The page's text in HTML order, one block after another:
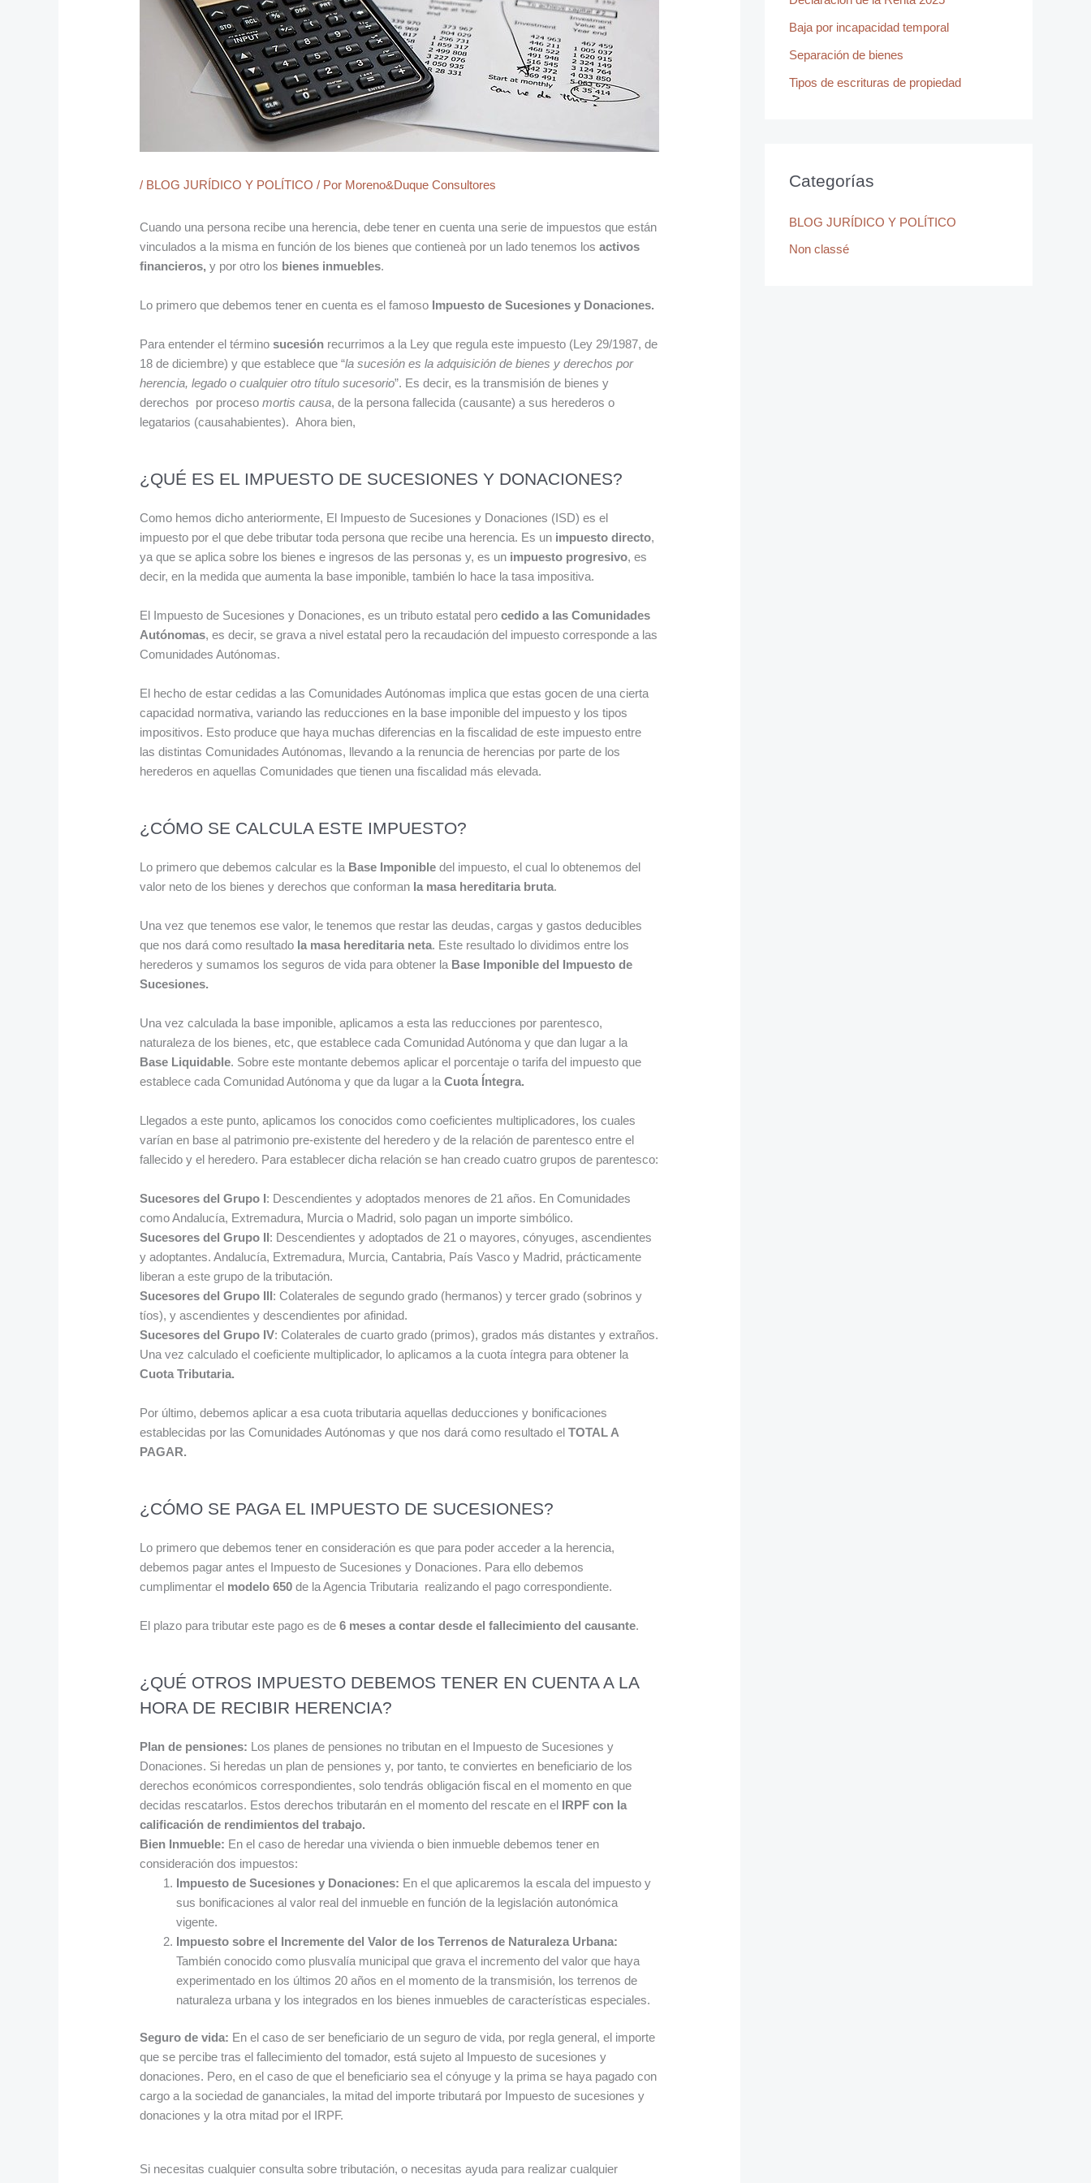
/ BLOG JURÍDICO Y POLÍTICO / Por Moreno&Duque Consultores
Cuando una persona recibe una herencia, debe tener en cuenta una serie de impuestos que están
vinculados a la misma en función de los bienes que contieneà por un lado tenemos losactivos
financieros,y por otro los bienes inmuebles.
Lo primero que debemos tener en cuenta es el famoso Impuesto de Sucesiones y Donaciones.
Para entender el términosucesión recurrimos a la Ley que regula este impuesto (Ley 29/1987, de
18 de diciembre) y que establece que “la sucesión es la adquisición de bienes y derechos por
herencia, legado o cualquier otro título sucesorio”. Es decir, es la transmisión de bienes y
derechos por procesomortis causa, de la persona fallecida (causante) a sus herederos o
legatarios (causahabientes). Ahora bien,
¿QUÉ ES EL IMPUESTO DE SUCESIONES Y DONACIONES?
Como hemos dicho anteriormente, El Impuesto de Sucesiones y Donaciones (ISD) es el
impuesto por el que debe tributar toda persona que recibe una herencia. Es un impuesto directo,
ya que se aplica sobre los bienes e ingresos de las personas y, es un impuesto progresivo, es
decir, en la medida que aumenta la base imponible, también lo hace la tasa impositiva.
El Impuesto de Sucesiones y Donaciones, es un tributo estatal perocedido a las Comunidades
Autónomas, es decir, se grava a nivel estatal pero la recaudación del impuesto corresponde a las
Comunidades Autónomas.
El hecho de estar cedidas a las Comunidades Autónomas implica que estas gocen de una cierta
capacidad normativa, variando las reducciones en la base imponible del impuesto y los tipos
impositivos. Esto produce que haya muchas diferencias en la fiscalidad de este impuesto entre
las distintas Comunidades Autónomas, llevando a la renuncia de herencias por parte de los
herederos en aquellas Comunidades que tienen una fiscalidad más elevada.
¿CÓMO SE CALCULA ESTE IMPUESTO?
Lo primero que debemos calcular es la Base Imponible del impuesto, el cual lo obtenemos del
valor neto de los bienes y derechos que conforman la masa hereditaria bruta.
Una vez que tenemos ese valor, le tenemos que restar las deudas, cargas y gastos deducibles
que nos dará como resultado la masa hereditaria neta. Este resultado lo dividimos entre los
herederos y sumamos los seguros de vida para obtener la Base Imponible del Impuesto de
Sucesiones.
Una vez calculada la base imponible, aplicamos a esta las reducciones por parentesco,
naturaleza de los bienes, etc, que establece cada Comunidad Autónoma y que dan lugar a la
Base Liquidable. Sobre este montante debemos aplicar el porcentaje o tarifa del impuesto que
establece cada Comunidad Autónoma y que da lugar a laCuota Íntegra.
Llegados a este punto, aplicamos los conocidos como coeficientes multiplicadores, los cuales
varían en base al patrimonio pre-existente del heredero y de la relación de parentesco entre el
fallecido y el heredero. Para establecer dicha relación se han creado cuatro grupos de parentesco:
Sucesores del Grupo I: Descendientes y adoptados menores de 21 años. En Comunidades
como Andalucía, Extremadura, Murcia o Madrid, solo pagan un importe simbólico.
Sucesores del Grupo II: Descendientes y adoptados de 21 o mayores, cónyuges, ascendientes
y adoptantes. Andalucía, Extremadura, Murcia, Cantabria, País Vasco y Madrid, prácticamente
liberan a este grupo de la tributación.
Sucesores del Grupo III: Colaterales de segundo grado (hermanos) y tercer grado (sobrinos y
tíos), y ascendientes y descendientes por afinidad.
Sucesores del Grupo IV: Colaterales de cuarto grado (primos), grados más distantes y extraños.
Una vez calculado el coeficiente multiplicador, lo aplicamos a la cuota íntegra para obtener la
Cuota Tributaria.
Por último, debemos aplicar a esa cuota tributaria aquellas deducciones y bonificaciones
establecidas por las Comunidades Autónomas y que nos dará como resultado elTOTAL A
PAGAR.
¿CÓMO SE PAGA EL IMPUESTO DE SUCESIONES?
Lo primero que debemos tener en consideración es que para poder acceder a la herencia,
debemos pagar antes el Impuesto de Sucesiones y Donaciones. Para ello debemos
cumplimentar el modelo 650de la Agencia Tributaria realizando el pago correspondiente.
El plazo para tributar este pago es de6 meses a contar desde el fallecimiento del causante.
¿QUÉ OTROS IMPUESTO DEBEMOS TENER EN CUENTA A LA
HORA DE RECIBIR HERENCIA?
Plan de pensiones: Los planes de pensiones no tributan en el Impuesto de Sucesiones y
Donaciones. Si heredas un plan de pensiones y, por tanto, te conviertes en beneficiario de los
derechos económicos correspondientes, solo tendrás obligación fiscal en el momento en que
decidas rescatarlos. Estos derechos tributarán en el momento del rescate en el IRPF con la
calificación de rendimientos del trabajo.
Bien Inmueble: En el caso de heredar una vivienda o bien inmueble debemos tener en
consideración dos impuestos:
Impuesto de Sucesiones y Donaciones: En el que aplicaremos la escala del impuesto y
sus bonificaciones al valor real del inmueble en función de la legislación autonómica
vigente.
Impuesto sobre el Incremente del Valor de los Terrenos de Naturaleza Urbana:
También conocido como plusvalía municipal que grava el incremento del valor que haya
experimentado en los últimos 20 años en el momento de la transmisión, los terrenos de
naturaleza urbana y los integrados en los bienes inmuebles de características especiales.
Seguro de vida: En el caso de ser beneficiario de un seguro de vida, por regla general, el importe
que se percibe tras el fallecimiento del tomador, está sujeto al Impuesto de sucesiones y
donaciones. Pero, en el caso de que el beneficiario sea el cónyuge y la prima se haya pagado con
cargo a la sociedad de gananciales, la mitad del importe tributará por Impuesto de sucesiones y
donaciones y la otra mitad por el IRPF.
Si necesitas cualquier consulta sobre tributación, o necesitas ayuda para realizar cualquier
r
:
Baja por incapacidad temporal
Separación de bienes
Tipos de escrituras de propiedad
Categorías
BLOG JURÍDICO Y POLÍTICO
Non classé